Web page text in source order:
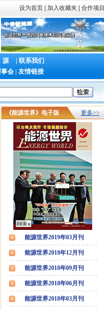
设为首页 加入收藏夹 | 合作项目
| 联系我们
会 | 友情链接
厂设施展
《能源世界》电子版 更多>>
能源世界2019年03月刊
能源世界2018年12月刊
能源世界2018年09月刊
能源世界2018年06月刊
能源世界2018年03月刊